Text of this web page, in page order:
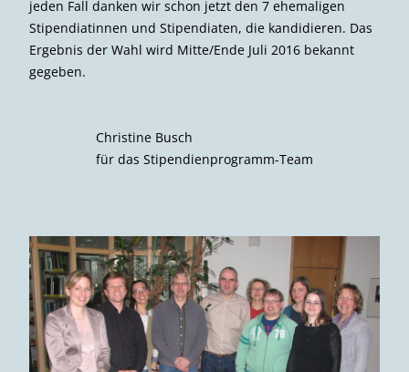
jeden Fall danken wir schon jetzt den 7 ehemaligen
Stipendiatinnen und Stipendiaten, die kandidieren. Das
Ergebnis der Wahl wird Mitte/Ende Juli 2016 bekannt
gegeben.
Christine Busch
für das Stipendienprogramm-Team